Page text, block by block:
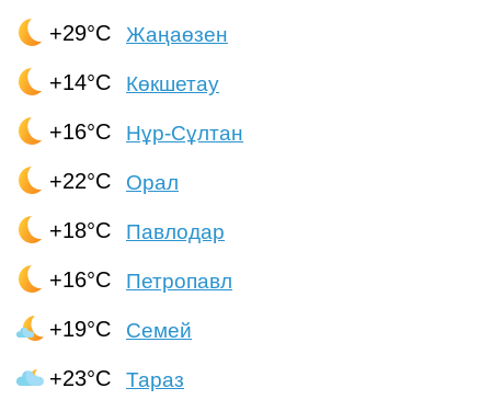
+29°C
Жаңаөзен
+14°C
Көкшетау
+16°C
Нұр-Сұлтан
+22°C
Орал
+18°C
Павлодар
+16°C
Петропавл
+19°C
Семей
+23°C
Тараз